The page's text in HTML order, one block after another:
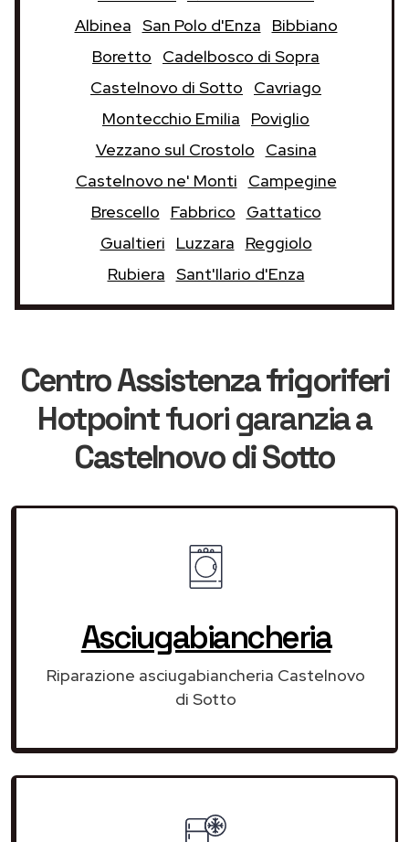
Albinea San Polo d'Enza
Bibbiano
Boretto
Cadelbosco di Sopra
Castelnovo di Sotto
Cavriago
Montecchio Emilia
Poviglio
Vezzano sul Crostolo
Casina
Castelnovo ne' Monti
Campegine
Brescello
Fabbrico
Gattatico
Gualtieri
Luzzara
Reggiolo
Rubiera Sant'Ilario d'Enza
Centro Assistenza frigoriferi
Hotpointfuori garanziaa
Castelnovo di Sotto
Asciugabiancheria
Riparazione asciugabiancheria Castelnovo
di Sotto